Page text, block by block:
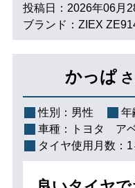
投稿日：2026年06月
ブランド：ZIEX
かっぱ
性別： 男性 年
車種：
トヨタ ア
タイヤ使用月数： 1